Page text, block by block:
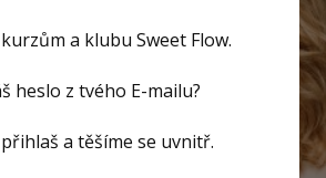
a klubu Sweet Flow.
heslo z tvého E-mailu?
a těšíme se uvnitř.